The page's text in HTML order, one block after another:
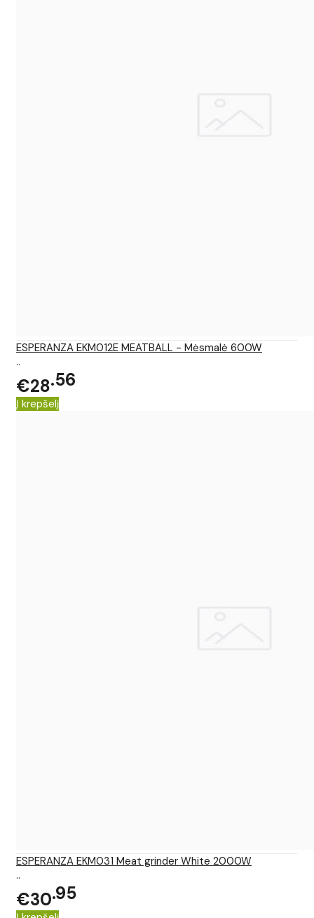
ESPERANZA EKM012E MEATBALL - Mėsmalė 600W
..
€28 56
Į krepšelį
ESPERANZA EKM031 Meat grinder White 2000W
..
€30 95